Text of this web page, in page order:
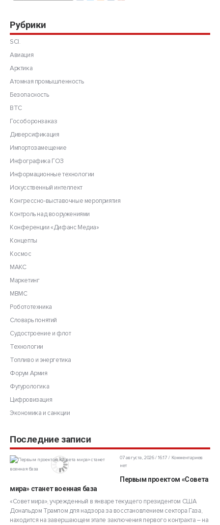
Рубрики
SCI.
Авиация
Арктика
Атомная промышленность
Безопасность
ВТС
Гособоронзаказ
Диверсификация
Импортозамещение
Инфографика ГОЗ
Информационные технологии
Искусственный интеллект
Конгрессно-выставочные мероприятия
Контроль над вооружениями
Конференции «Дифанс Медиа»
Концепты
Космос
МАКС
Маркетинг
МВМС
Робототехника
Словарь понятий
Судостроение и флот
Технологии
Топливо и энергетика
Форум Армия
Футурологика
Цифровизация
Экономика и санкции
Последние записи
07 августа, 2026 / 16:17
Комментариев
нет
Первым проектом «Совета
мира» станет военная база
«Совет мира», учрежденный в январе текущего президентом США
Дональдом Трампом для надзора за восстановлением сектора Газа,
находится на завершающем этапе заключения первого контракта – на